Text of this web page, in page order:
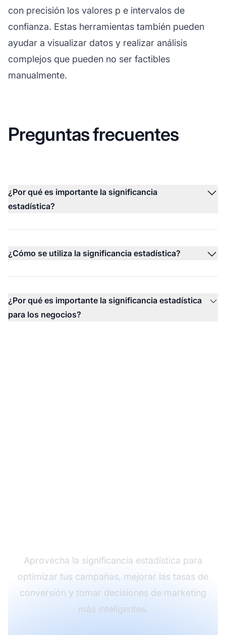
con precisión los valores p e intervalos de
confianza. Estas herramientas también pueden
ayudar a visualizar datos y realizar análisis
complejos que pueden no ser factibles
manualmente.
Preguntas frecuentes
¿Por qué es importante la significancia
estadística?
¿Cómo se utiliza la significancia estadística?
¿Por qué es importante la significancia estadística
para los negocios?
Aprovecha la significancia estadística para
optimizar tus campañas, mejorar las tasas de
conversión y tomar decisiones de marketing
más inteligentes.